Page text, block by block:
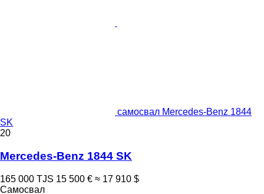
самосвал Mercedes-Benz 1844
SK
20
Mercedes-Benz 1844 SK
165 000 TJS 15 500 € ≈ 17 910 $
Самосвал